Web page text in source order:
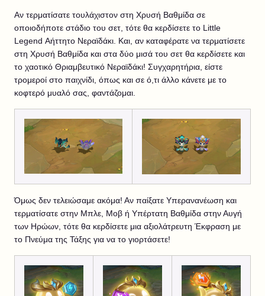
Αν τερματίσατε τουλάχιστον στη Χρυσή Βαθμίδα σε
οποιοδήποτε στάδιο του σετ, τότε θα κερδίσετε το Little
Legend Αήττητο Νεραϊδάκι. Και, αν καταφέρατε να τερματίσετε
στη Χρυσή Βαθμίδα και στα δύο μισά του σετ θα κερδίσετε και
το χαοτικό Θριαμβευτικό Νεραϊδάκι! Συγχαρητήρια, είστε
τρομεροί στο παιχνίδι, όπως και σε ό,τι άλλο κάνετε με το
κοφτερό μυαλό σας, φαντάζομαι.
Όμως δεν τελειώσαμε ακόμα! Αν παίξατε Υπερανανέωση και
τερματίσατε στην Μπλε, Μοβ ή Υπέρτατη Βαθμίδα στην Αυγή
των Ηρώων, τότε θα κερδίσετε μια αξιολάτρευτη Έκφραση με
το Πνεύμα της Τάξης για να το γιορτάσετε!